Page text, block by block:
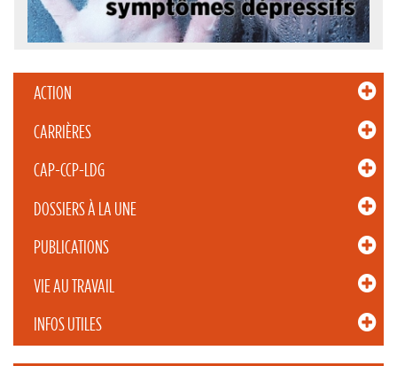
ACTION
CARRIÈRES
CAP-CCP-LDG
DOSSIERS À LA UNE
PUBLICATIONS
VIE AU TRAVAIL
INFOS UTILES